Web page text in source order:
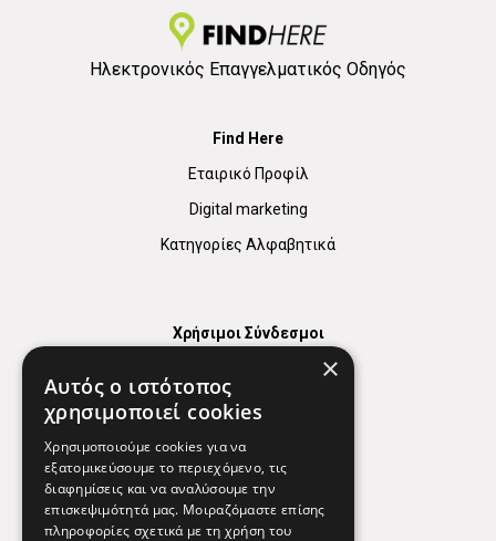
Ηλεκτρονικός Επαγγελματικός Οδηγός
Find Here
Εταιρικό Προφίλ
Digital marketing
Κατηγορίες Αλφαβητικά
Χρήσιμοι Σύνδεσμοι
Χρήσιμα Τηλέφωνα
Εφημερεύοντα Φαρμακεία
Απόρρητο
×
Αυτός ο ιστότοπος
χρησιμοποιεί cookies
Χρησιμοποιούμε cookies για να
εξατομικεύσουμε το περιεχόμενο, τις
διαφημίσεις και να αναλύσουμε την
επισκεψιμότητά μας. Μοιραζόμαστε επίσης
πληροφορίες σχετικά με τη χρήση του